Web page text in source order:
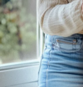
imieniem,
poruszy serce.
tę chwilę.